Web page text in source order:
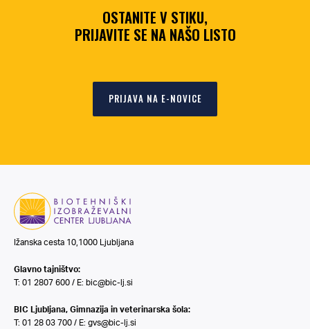
OSTANITE V STIKU,
PRIJAVITE SE NA NAŠO LISTO
PRIJAVA NA E-NOVICE
Ižanska cesta 10,1000 Ljubljana
Glavno tajništvo:
T: 01 2807 600 / E: bic@bic-lj.si
BIC Ljubljana, Gimnazija in veterinarska šola:
T: 01 28 03 700 / E: gvs@bic-lj.si